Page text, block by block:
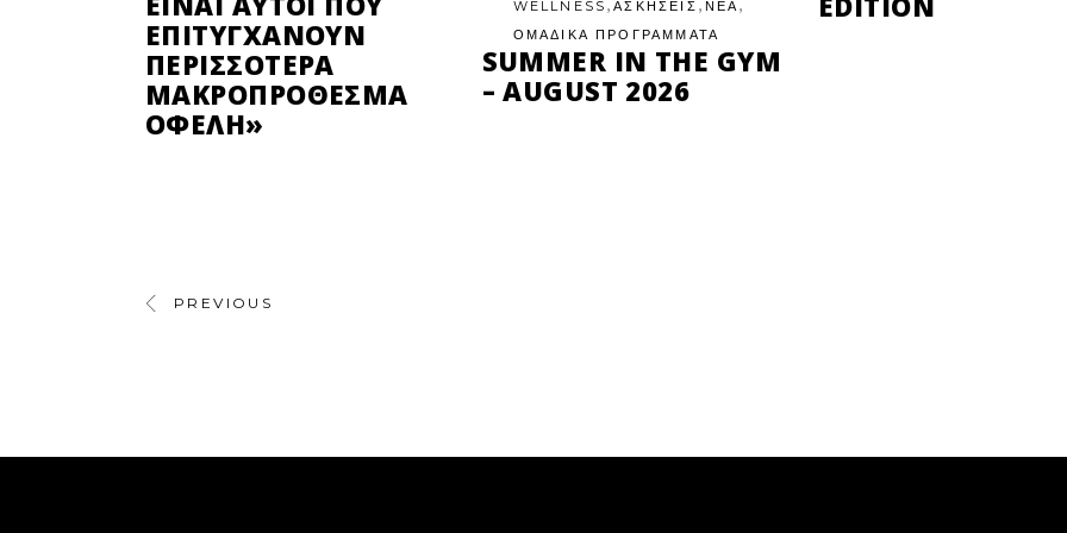
ΕΠΙΤΥΓΧΆΝΟΥΝ
ΠΕΡΙΣΣΌΤΕΡΑ
ΜΑΚΡΟΠΡΌΘΕΣΜΑ
ΟΦΈΛΗ»
WELLNESS ΑΣΚΗΣΕΙΣ ΝΕΑ
ΟΜΑΔΙΚΑ ΠΡΟΓΡΑΜΜΑΤΑ
SUMMER IN THE GYM
– AUGUST 2026
PREVIOUS